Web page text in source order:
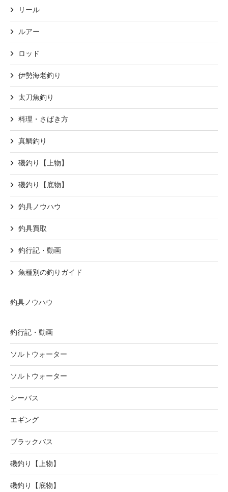
リール
ルアー
ロッド
伊勢海老釣り
太刀魚釣り
料理・さばき方
真鯛釣り
磯釣り【上物】
磯釣り【底物】
釣具ノウハウ
釣具買取
釣行記・動画
魚種別の釣りガイド
釣具ノウハウ
釣行記・動画
ソルトウォーター
ソルトウォーター
シーバス
エギング
ブラックバス
磯釣り【上物】
磯釣り【底物】